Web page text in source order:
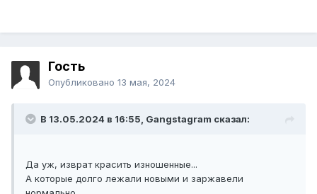
Гость
Опубликовано 13 мая, 2024
В 13.05.2024 в 16:55, Gangstagram сказал:
Да уж, изврат красить изношенные...
А которые долго лежали новыми и заржавели